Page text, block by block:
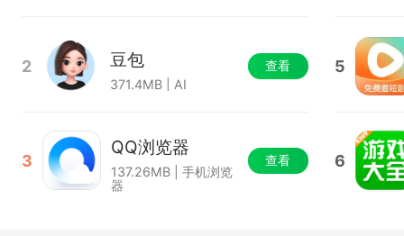
2 豆包
371.4MB | AI
查看
3
QQ浏览器
137.26MB | 手机浏览
器
查看
5
6